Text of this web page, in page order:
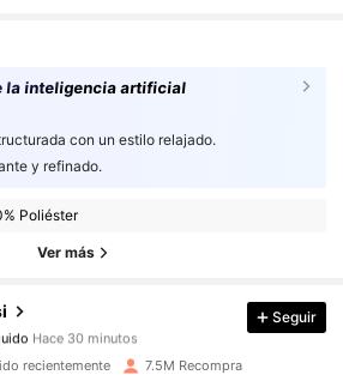
la inteligencia artificial
con un estilo relajado.
y refinado.
Poliéster
Ver más
Seguidores
Hace 30 minutos
Seguir
recientemente 7.5M Recompra